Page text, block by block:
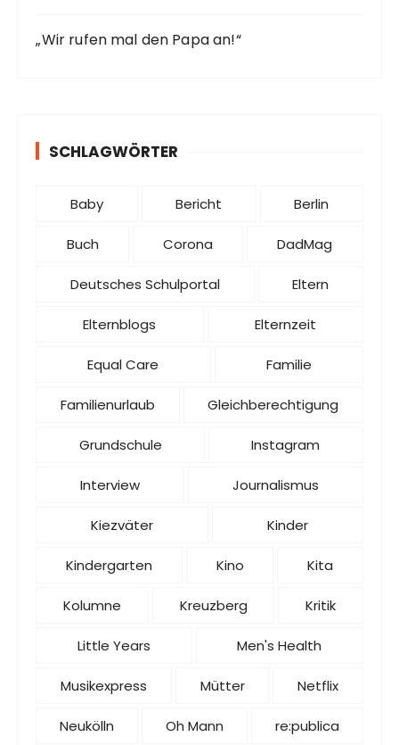
„Wir rufen mal den Papa an!“
SCHLAGWÖRTER
Baby Bericht Berlin
Buch Corona DadMag
Deutsches Schulportal Eltern
Elternblogs Elternzeit
Equal Care Familie
Familienurlaub Gleichberechtigung
Grundschule Instagram
Interview Journalismus
Kiezväter Kinder
Kindergarten Kino Kita
Kolumne Kreuzberg Kritik
Little Years Men's Health
Musikexpress Mütter Netflix
Neukölln Oh Mann re:publica